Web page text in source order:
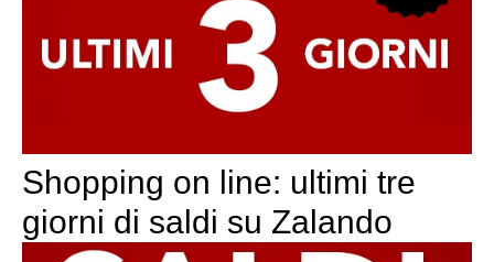
Shopping on line: ultimi tre
giorni di saldi su Zalando